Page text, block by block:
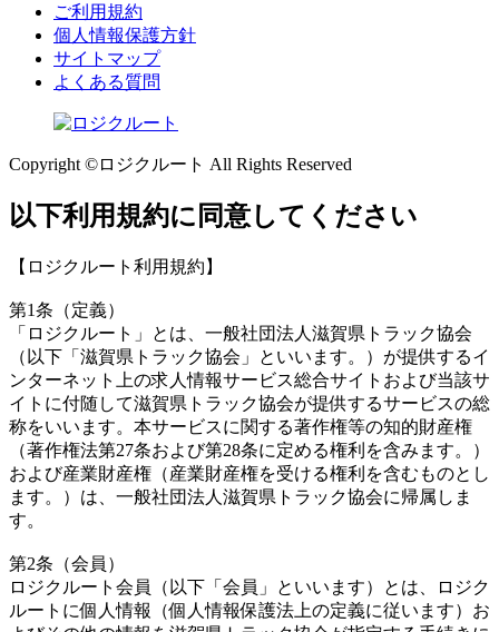
ご利用規約
個人情報保護方針
サイトマップ
よくある質問
Copyright ©ロジクルート All Rights Reserved
以下利用規約に同意してください
【ロジクルート利用規約】
第1条（定義）
「ロジクルート」とは、一般社団法人滋賀県トラック協会
（以下「滋賀県トラック協会」といいます。）が提供するイ
ンターネット上の求人情報サービス総合サイトおよび当該サ
イトに付随して滋賀県トラック協会が提供するサービスの総
称をいいます。本サービスに関する著作権等の知的財産権
（著作権法第27条および第28条に定める権利を含みます。）
および産業財産権（産業財産権を受ける権利を含むものとし
ます。）は、一般社団法人滋賀県トラック協会に帰属しま
す。
第2条（会員）
ロジクルート会員（以下「会員」といいます）とは、ロジク
ルートに個人情報（個人情報保護法上の定義に従います）お